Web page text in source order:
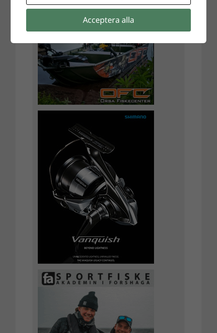
Acceptera alla